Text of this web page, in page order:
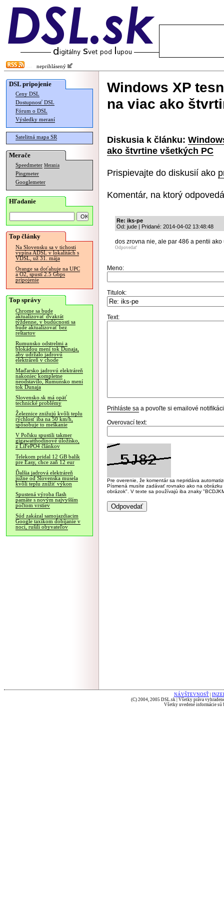
neprihlásený
DSL pripojenie
Ceny DSL
Dostupnosť DSL
Fórum o DSL
Výsledky meraní
Satelitná mapa SR
Merače
Speedmeter Merania
Pingmeter
Googlemeter
Hľadanie
Top články
Na Slovensku sa v tichosti
vypína ADSL v lokalitách s
VDSL, už 31. mája
Orange sa doťahuje na UPC
a O2, spustí 2.5 Gbps
pripojenie
Top správy
Chrome sa bude
aktualizovať dvakrát
týždenne, v budúcnosti sa
bude aktualizovať bez
reštartov
Rumunsko odstrelmi a
blokádou mení tok Dunaja,
aby udržalo jadrovú
elektráreň v chode
Maďarsko jadrovú elektráreň
nakoniec kompletne
neodstavilo, Rumunsko mení
tok Dunaja
Slovensko.sk má opäť
technické problémy
Železnice znižujú kvôli teplu
rýchlosť iba na 50 km/h,
spôsobuje to meškanie
V Poľsku spustili takmer
gigawatthodinové úložisko,
z LiFePO4 článkov
Telekom pridal 12 GB balík
pre Easy, chce zaň 12 eur
Ďalšia jadrová elektráreň
južne od Slovenska musela
kvôli teplu znížiť výkon
Spustená výroba flash
pamäte s novým najvyšším
počtom vrstiev
Súd zakázal samojazdiacim
Google taxíkom dobíjanie v
noci, rušili obyvateľov
Windows XP
na viac ako
Diskusia k článku:
ako štvrtine všetkých PC
Prispievajte do diskusií ako
Komentár, na ktorý
Re: iks-pe
Od: jude | Pridané: 2014-04-02 13:48:48
dos zrovna nie, ale par 486 a pentii
Odpovedať
Meno:
Titulok:
Text:
Prihláste sa a povoľte si emailové
Overovací text:
Pre overenie, že komentár sa nepridáva
Písmená musíte zadávať rovnako ako na
obrázok". V texte sa používajú iba znaky
NÁVŠTEVNOSŤ
(C) 2004, 2005 DSL.sk | Všetky práva
Všetky uvedené informácie sú